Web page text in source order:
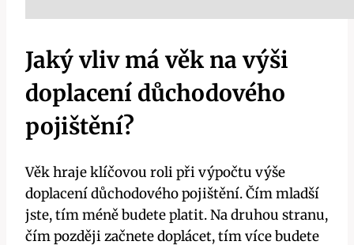
Jaký vliv má věk na výši
doplacení důchodového
pojištění?
Věk hraje klíčovou roli při výpočtu výše
doplacení důchodového pojištění. Čím mladší
jste, tím méně budete platit. Na druhou stranu,
čím později začnete doplácet, tím více budete